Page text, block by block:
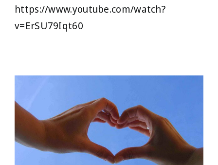
https://www.youtube.com/watch?
v=ErSU79Iqt60